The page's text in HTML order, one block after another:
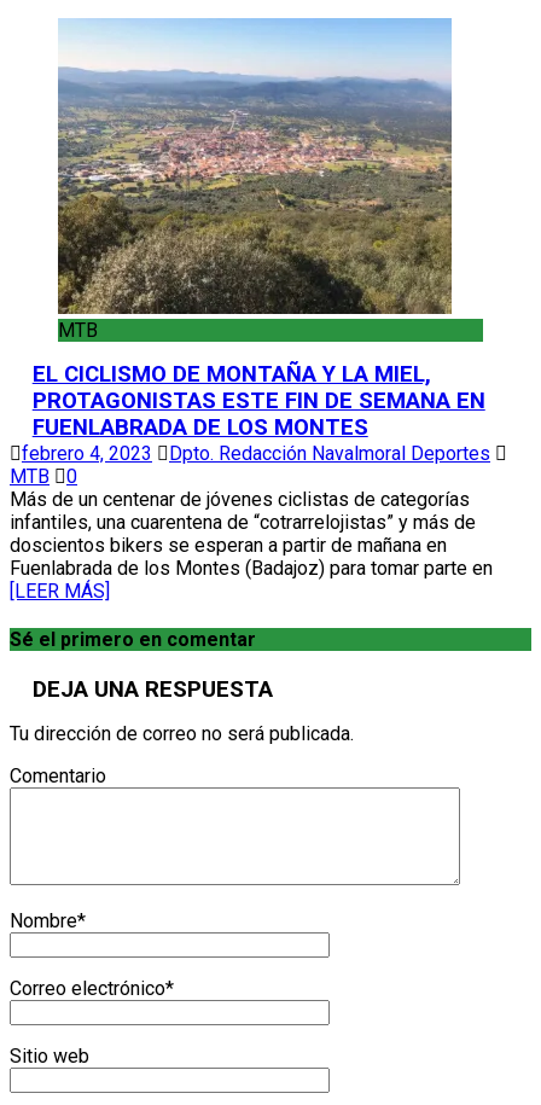
MTB
EL CICLISMO DE MONTAÑA Y LA MIEL,
PROTAGONISTAS ESTE FIN DE SEMANA EN
FUENLABRADA DE LOS MONTES
febrero 4, 2023
Dpto. Redacción Navalmoral Deportes
MTB
0
Más de un centenar de jóvenes ciclistas de categorías
infantiles, una cuarentena de “cotrarrelojistas” y más de
doscientos bikers se esperan a partir de mañana en
Fuenlabrada de los Montes (Badajoz) para tomar parte en
[LEER MÁS]
Sé el primero en comentar
DEJA UNA RESPUESTA
Tu dirección de correo no será publicada.
Comentario
Nombre*
Correo electrónico*
Sitio web